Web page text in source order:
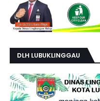
DLH LUBUKLINGGAU